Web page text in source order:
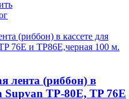
лента (риббон) в
Supvan TP-80E, TP 76E